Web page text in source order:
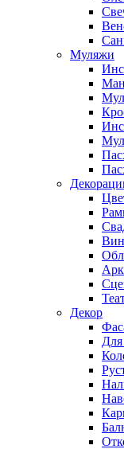
Муляжи
Декор
Для